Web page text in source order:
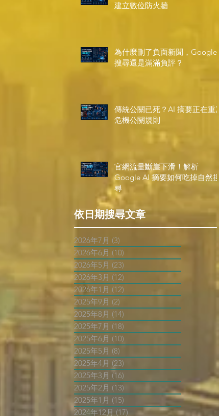
建立數位防火牆
為什麼刪了負面新聞，Google
搜尋還是滿滿負評？
傳統公關已死？AI 摘要正在重寫
危機公關規則
官網流量斷崖下滑！解析
Google AI 摘要如何吃掉自然搜
尋
依日期搜尋文章
2026年7月 (3)
2026年6月 (10)
2026年5月 (23)
2026年3月 (12)
2026年1月 (12)
2025年9月 (2)
2025年8月 (14)
2025年7月 (18)
2025年6月 (10)
2025年5月 (8)
2025年4月 (23)
2025年3月 (16)
2025年2月 (13)
2025年1月 (15)
2024年12月 (17) 17 篇文章